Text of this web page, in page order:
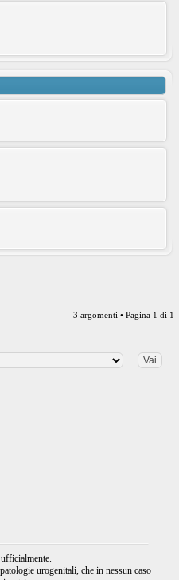
3 argomenti • Pagina 1 di 1
urogenitali, che in nessun caso